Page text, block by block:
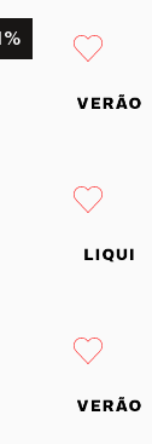
%